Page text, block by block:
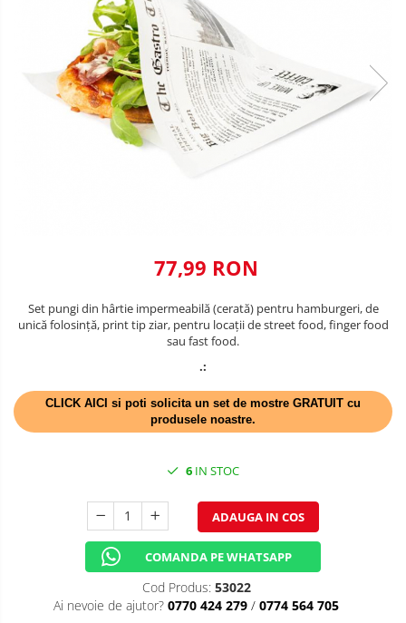
VALENTINE'S DAY /DRAGOBETE
1 & 8 MARTIE
PAŞTE / EASTER
TEMATICA CULINARA
DECOR NEGRU
DECOR CREM
DECOR BEJ & MARO
DECOR ANIVERSARI COPII
TEMATICA MARINA
TEMATICA BOTANICA / VEGETALA
TEMATICA RUSTICA
DECOR PASTE
DECOR HALLOWEEN
DECOR ZIUA ROMANIEI
77,99 RON
Set pungi din hârtie impermeabilă (cerată) pentru hamburgeri, de
unică folosință, print tip ziar, pentru locații de street food, finger food
sau fast food.
.:
CLICK AICI si poti solicita un set de mostre GRATUIT cu
produsele noastre.
6 IN STOC
ADAUGA IN COS
COMANDA PE WHATSAPP
Cod Produs: 53022
Ai nevoie de ajutor? 0770 424 279 / 0774 564 705